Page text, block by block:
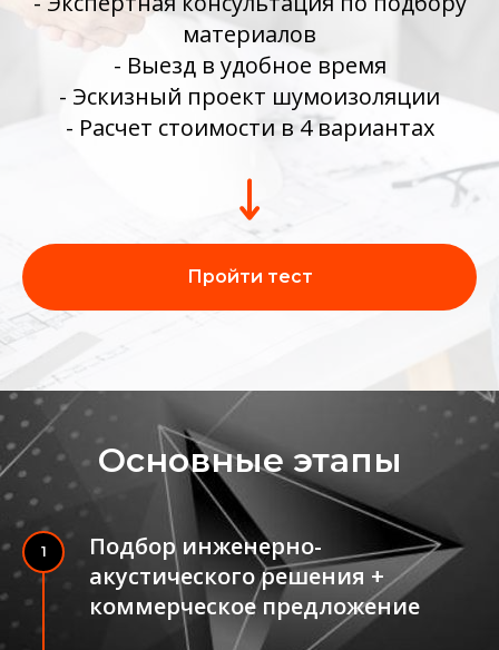
материалов
- Выезд в удобное время
- Эскизный проект шумоизоляции
- Расчет стоимости в 4 вариантах
Пройти тест
Основные этапы
1
Подбор инженерно-
акустического решения +
коммерческое предложение